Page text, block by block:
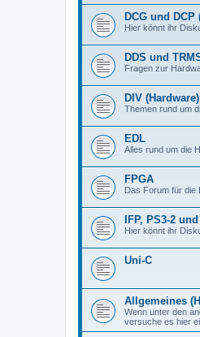
DCG und DCP
Hier könnt ihr
DDS und
Fragen zur
DIV (Hardware)
Themen rund um
EDL
Alles rund um die
FPGA
Das Forum für die
IFP, PS3-2
Hier könnt ihr
Uni-C
Allgemeines
Wenn unter den
versuche es hier